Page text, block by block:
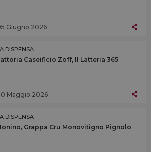
Giugno 2026
DISPENSA
Caseificio Zoff, Il Latteria 365
Maggio 2026
DISPENSA
Grappa Cru Monovitigno Pignolo